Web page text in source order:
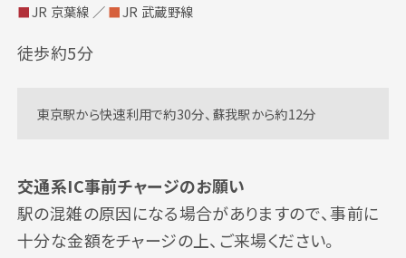
注意事項 よくある質問
■JR 京葉線 ／■JR 武蔵野線
徒歩約5分
東京駅から快速利用で約30分、蘇我駅から約12分
交通系IC事前チャージのお願い
駅の混雑の原因になる場合がありますので、事前に
十分な金額をチャージの上、ご来場ください。